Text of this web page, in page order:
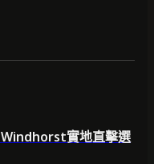
Windhorst實地直擊選